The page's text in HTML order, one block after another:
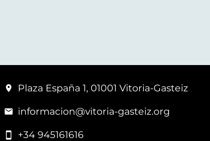
Plaza España 1, 01001 Vitoria-Gasteiz
informacion@vitoria-gasteiz.org
+34 945161616